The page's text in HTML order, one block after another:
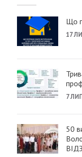
Що
17
7
50